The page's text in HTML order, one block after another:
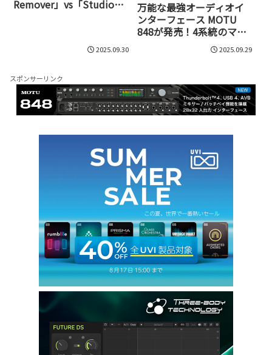
Remover」vs「Studio
2025.09.30
万能な最強オーディオイ
ンターフェース MOTU
848が発売！4系統のマイ
クプリと12系統のアナロ
グ出力を備えた28×32入
2025.09.29
スポンサーリンク